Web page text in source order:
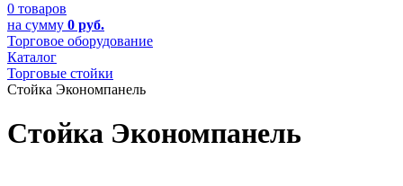
0 товаров
на сумму 0 руб.
Торговое оборудование
Каталог
Торговые стойки
Стойка Экономпанель
Стойка Экономпанель